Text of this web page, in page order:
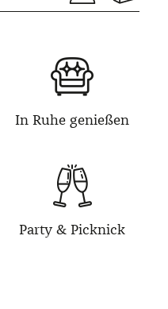
In Ruhe genießen
Party & Picknick